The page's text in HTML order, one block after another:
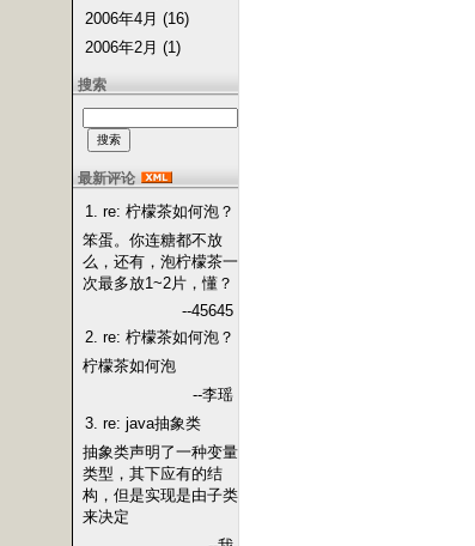
2006年4月 (16)
2006年2月 (1)
搜索
最新评论
1. re: 柠檬茶如何泡？
笨蛋。你连糖都不放
么，还有，泡柠檬茶一
次最多放1~2片，懂？
--45645
2. re: 柠檬茶如何泡？
柠檬茶如何泡
--李瑶
3. re: java抽象类
抽象类声明了一种变量
类型，其下应有的结
构，但是实现是由子类
来决定